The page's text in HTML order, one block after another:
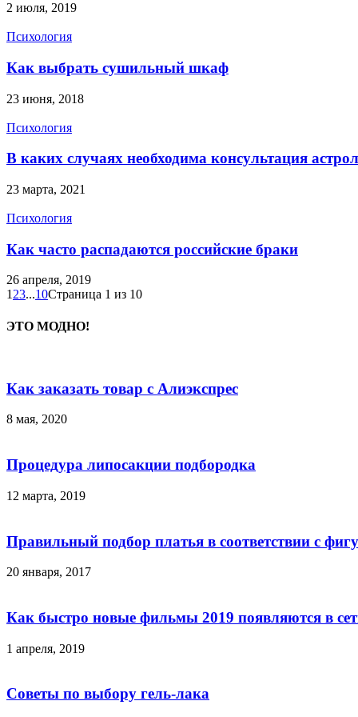
2 июля, 2019
Психология
Как выбрать сушильный шкаф
23 июня, 2018
Психология
В каких случаях необходима консультация
23 марта, 2021
Психология
Как часто распадаются российские браки
26 апреля, 2019
123...10Страница 1 из 10
ЭТО МОДНО!
Как заказать товар с Алиэкспрес
8 мая, 2020
Процедура липосакции подбородка
12 марта, 2019
Правильный подбор платья в соответствии с
20 января, 2017
Как быстро новые фильмы 2019 появляются в
1 апреля, 2019
Советы по выбору гель-лака